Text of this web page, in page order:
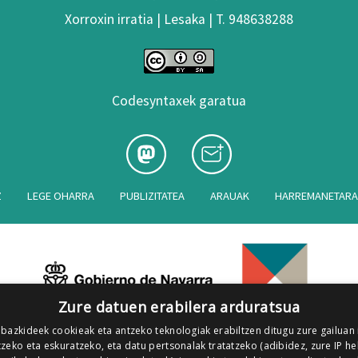
Xorroxin irratia | Lesaka | T. 948638288
Codesyntaxek garatua
LEGE OHARRA PUBLIZITATEA ARAUAK
Zure datuen erabilera arduratsua
cookieak eta antzeko teknologiak erabiltzen ditugu zure
eta eskuratzeko, eta datu pertsonalak tratatzeko (adibidez, zure IP